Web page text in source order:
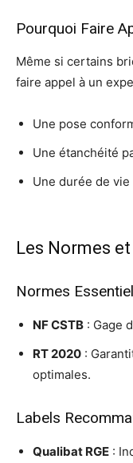
Pourquoi Faire
Même si certains
faire appel à un
Une pose
Une étanchéité
Une durée de
Les Normes
Normes
NF CSTB : Gage
RT 2020 :
optimales.
Labels
Qualibat RGE :